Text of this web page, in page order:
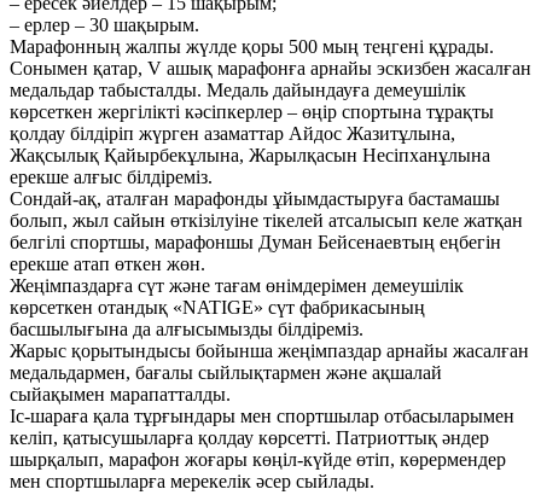
– ерлер – 30 шақырым.
Марафонның жалпы жүлде қоры 500 мың теңгені құрады.
Сонымен қатар, V ашық марафонға арнайы эскизбен жасалған
медальдар табысталды. Медаль дайындауға демеушілік
көрсеткен жергілікті кәсіпкерлер – өңір спортына тұрақты
қолдау білдіріп жүрген азаматтар Айдос Жазитұлына,
Жақсылық Қайырбекұлына, Жарылқасын Несіпханұлына
ерекше алғыс білдіреміз.
Сондай-ақ, аталған марафонды ұйымдастыруға бастамашы
болып, жыл сайын өткізілуіне тікелей атсалысып келе жатқан
белгілі спортшы, марафоншы Думан Бейсенаевтың еңбегін
ерекше атап өткен жөн.
Жеңімпаздарға сүт және тағам өнімдерімен демеушілік
көрсеткен отандық «NATIGE» сүт фабрикасының
басшылығына да алғысымызды білдіреміз.
Жарыс қорытындысы бойынша жеңімпаздар арнайы жасалған
медальдармен, бағалы сыйлықтармен және ақшалай
сыйақымен марапатталды.
Іс-шараға қала тұрғындары мен спортшылар отбасыларымен
келіп, қатысушыларға қолдау көрсетті. Патриоттық әндер
шырқалып, марафон жоғары көңіл-күйде өтіп, көрермендер
мен спортшыларға мерекелік әсер сыйлады.